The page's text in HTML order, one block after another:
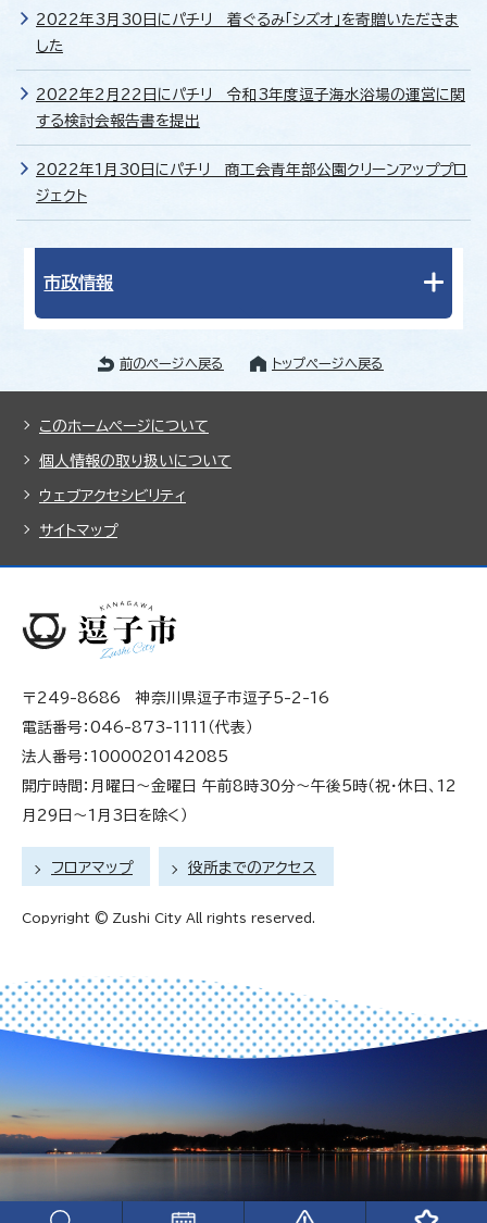
2022年3月30日にパチリ 着ぐるみ「シズオ」を寄贈いただきま
した
2022年2月22日にパチリ 令和3年度逗子海水浴場の運営に関
する検討会報告書を提出
2022年1月30日にパチリ 商工会青年部公園クリーンアッププロ
ジェクト
市政情報
前のページへ戻る トップページへ戻る
このホームページについて
個人情報の取り扱いについて
ウェブアクセシビリティ
サイトマップ
〒249-8686 神奈川県逗子市逗子5-2-16
電話番号：046-873-1111（代表）
法人番号：1000020142085
開庁時間：月曜日～金曜日 午前8時30分～午後5時（祝・休日、12
月29日～1月3日を除く）
フロアマップ 役所までのアクセス
Copyright © Zushi City All rights reserved.